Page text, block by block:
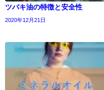
ツバキ油の特徴と安全性
2020年12月21日